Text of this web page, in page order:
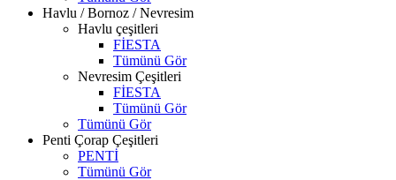
Havlu / Bornoz / Nevresim
Havlu çeşitleri
FİESTA
Tümünü Gör
Nevresim Çeşitleri
FİESTA
Tümünü Gör
Tümünü Gör
Penti Çorap Çeşitleri
PENTİ
Tümünü Gör